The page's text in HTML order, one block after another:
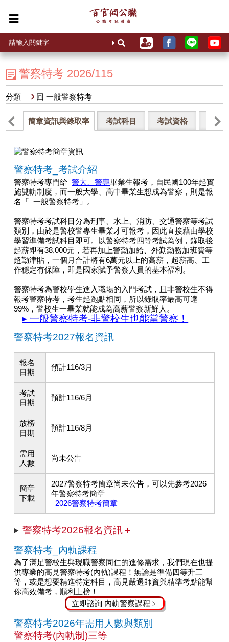
警察特考 2026/115
分類 回 一般警察特考
簡章資訊與錄取率 考試科目 考試資格 薪水
警察特考_考試介紹
警察特考專門給 警大、警專畢業生報考，自民國100年起實
施雙軌制度，而一般大學、高中畢業生想成為警察，則是報
名「 一般警察特考 」。
警察特考考試科目分為刑事、水上、消防、交通警察等考試
類別，由於是警校警專生畢業才可報考，因此直接藉由學校
學習準備考試科目即可。以警察特考四等考試為例，錄取後
起薪即有38,000元，若再加上警勤加給、外勤勤務加班費等
超勤津貼，一個月合計將有6萬元以上的高薪，起薪高、工
作穩定有保障，即是國家賦予警察人員的基本福利。
警察特考為警校學生進入職場的入門考試，且非警校生不得
報考警察特考，考生起跑點相同，所以錄取率最高可達
99%，警校生一畢業就能成為高薪警察新鮮人。
▸ 一般警察特考-非警校生也能當警察！
警察特考2027報名資訊
報名
日期
預計116/3月
考試
日期
預計116/6月
放榜
日期
預計116/8月
需用
人數
尚未公告
簡章
下載
2027警察特考簡章尚未公告，可以先參考2026
年警察特考簡章
2026警察特考簡章
警察特考2026報名資訊＋
警察特考_內軌課程
為了滿足警校生與現職警察同仁的進修需求，我們現在也提
供專業的高見警察特考(內軌)課程！無論是準備四等升三
等，或是想要精進特定科目，高見嚴選師資與精準考點能幫
你高效備考，順利上榜！
立即諮詢 內軌警察課程﹥
警察特考2026年需用人數與類別
警察特考(內軌制)三等